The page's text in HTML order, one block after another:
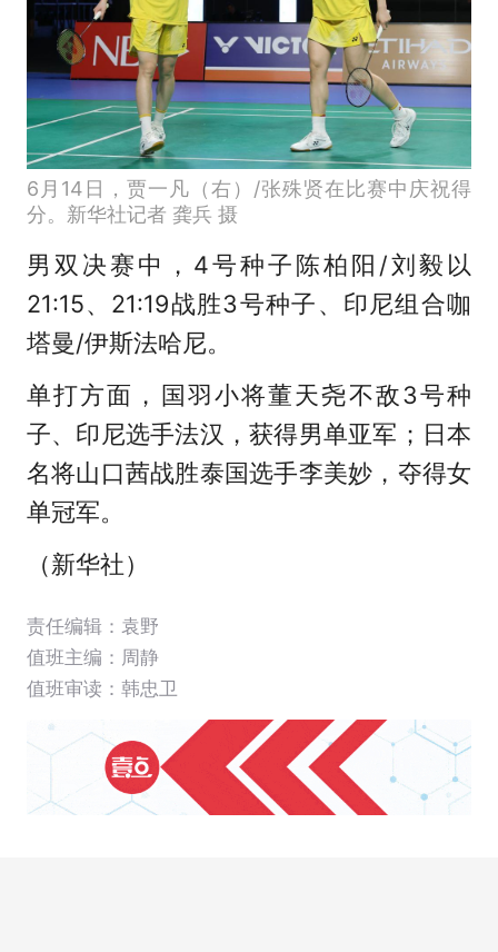
6月14日，贾一凡（右）/张殊贤在比赛中庆祝得
分。新华社记者 龚兵 摄
男双决赛中，4号种子陈柏阳/刘毅以
21:15、21:19战胜3号种子、印尼组合咖
塔曼/伊斯法哈尼。
单打方面，国羽小将董天尧不敌3号种
子、印尼选手法汉，获得男单亚军；日本
名将山口茜战胜泰国选手李美妙，夺得女
单冠军。
（新华社）
责任编辑：袁野
值班主编： 周静
值班审读：韩忠卫